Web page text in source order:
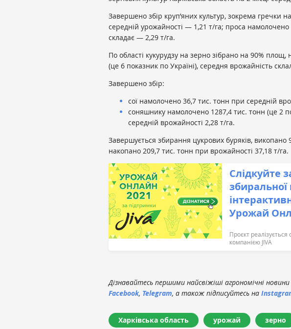
Завершено збір круп’яних культур, зокрема гречки
середній урожайності — 1,21 т/га; проса намолочено
складає — 2,29 т/га.
По області кукурудзу на зерно зібрано на 90%
(це 6 показник по Україні), середня врожайність
Завершено збір:
сої намолочено 36,7 тис. тонн при середній
соняшнику намолочено 1287,4 тис. тонн (це 2
середній врожайності 2,28 т/га.
Завершується збирання цукрових буряків, викопано
накопано 209,7 тис. тонн при врожайності 37,18 т/га.
Слідкуйте
збиральної
Урожай
Проєкт реалізується
компанією JIVA
Дізнавайтесь першими найсвіжіші агрономічні
Facebook, Telegram, а також підписуйтесь на
Харківська область урожай зерно